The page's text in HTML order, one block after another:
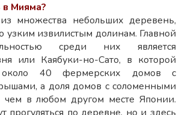
в Мияма?
множества небольших деревень,
узким извилистым долинам. Главной
среди них является
или Каябуки-но-Сато, в которой
около 40 фермерских домов с
а доля домов с соломенными
в любом другом месте Японии.